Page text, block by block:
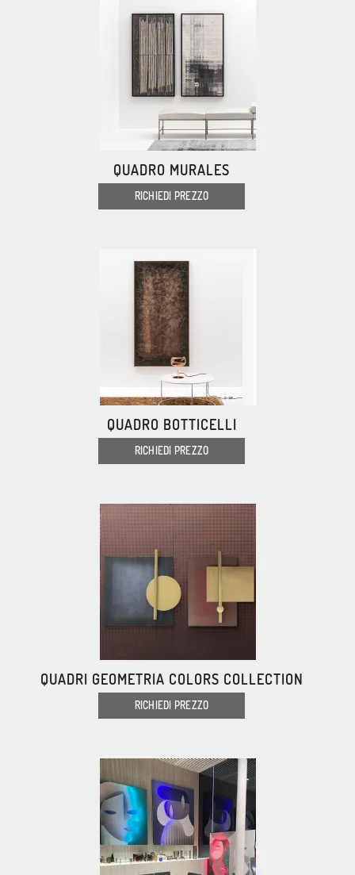
QUADRO MURALES
RICHIEDI PREZZO
QUADRO BOTTICELLI
RICHIEDI PREZZO
QUADRI GEOMETRIA COLORS COLLECTION
RICHIEDI PREZZO